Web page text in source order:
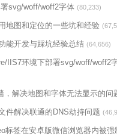
svg/woff/woff2字体 (80,233)
地图和定位的一些坑和经验
能开发与踩坑经验总结 (64,656)
IIS7环境下部署svg/woff/woff2
，解决地图和字体无法显示的问
件解决联通的DNS劫持问题
标签在安卓版微信浏览器内被